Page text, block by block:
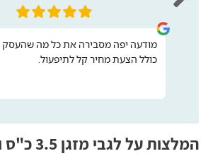
מודעה יפה מסבירה את כל מה שהעסק
כולל הצעת מחיר קל לתיפעול.
המלצות על לגבי מזגן 3.5 כ"ס וההתקנה